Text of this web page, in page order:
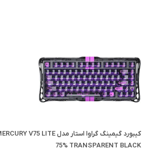
دیسک بازی Call Of Duty Black Ops 7 برای PS5